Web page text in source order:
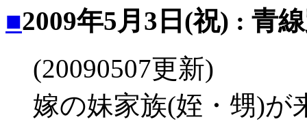
■2009年5月3日(祝) : 青
(20090507更新)
嫁の妹家族(姪・甥)が